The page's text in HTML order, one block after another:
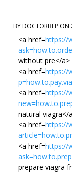
BYDOCTORBEP ON
<a href=https://
without pre</a>
<a href=https://
<a href=https://
natural viagra</
<a href=https://
<a href=https://
prepare viagra